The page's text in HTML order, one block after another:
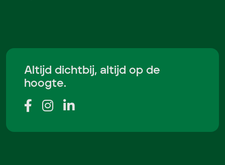
Altijd dichtbij, altijd op de
hoogte.